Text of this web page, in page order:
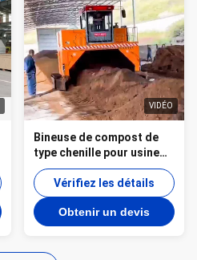
VIDÉO
Bineuse de compost de
type chenille pour usine
de fabrication d'engrais
organiques
Vérifiez les détails
Obtenir un devis